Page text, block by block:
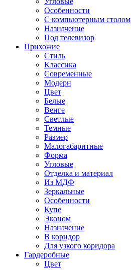
Особенности
С компьютерным столом
Назначение
Под телевизор
Прихожие
Стиль
Классика
Современные
Модерн
Цвет
Белые
Венге
Светлые
Темные
Размер
Малогабаритные
Форма
Угловые
Отделка и материал
Из МДФ
Зеркальные
Особенности
Купе
Эконом
Назначение
В коридор
Для узкого коридора
Гардеробные
Цвет